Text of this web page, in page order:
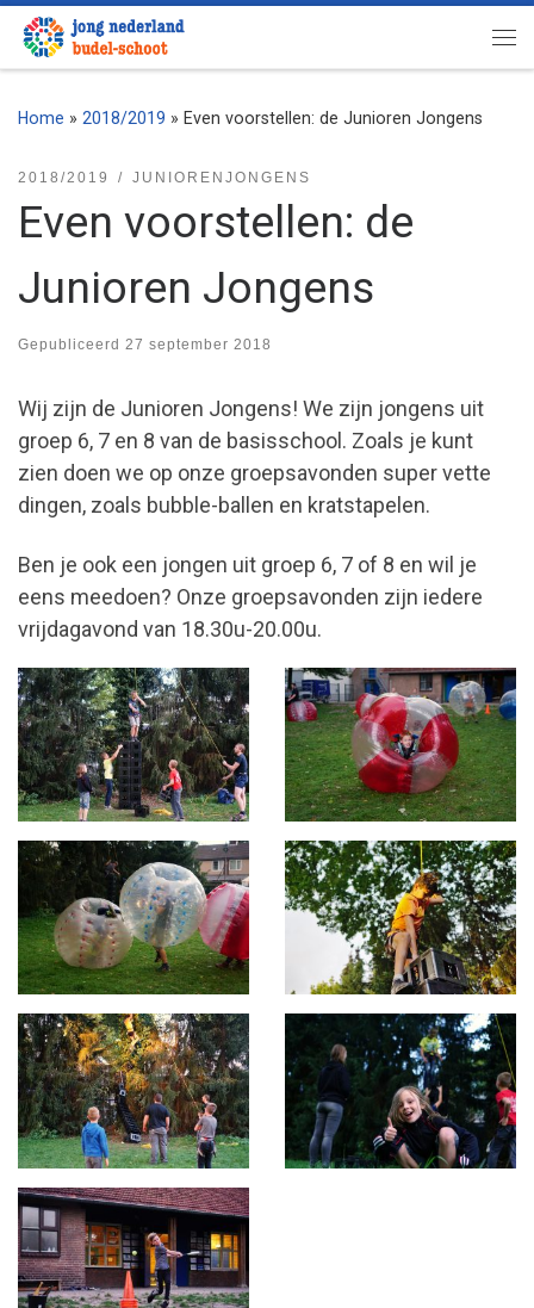
Ga naar inhoud
Home » 2018/2019 » Even voorstellen: de Junioren Jongens
2018/2019 JUNIORENJONGENS
Even voorstellen: de
Junioren Jongens
Gepubliceerd 27 september 2018
Wij zijn de Junioren Jongens! We zijn jongens uit
groep 6, 7 en 8 van de basisschool. Zoals je kunt
zien doen we op onze groepsavonden super vette
dingen, zoals bubble-ballen en kratstapelen.
Ben je ook een jongen uit groep 6, 7 of 8 en wil je
eens meedoen? Onze groepsavonden zijn iedere
vrijdagavond van 18.30u-20.00u.